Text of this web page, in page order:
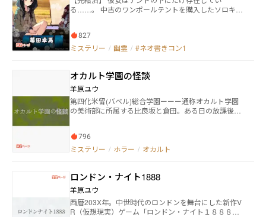
クラスメイト 壮生蒔絵（そうせい・まきえ）
…………先輩 思井かるい（おもい・かるい）
…………魔法犯罪者 吹抜みんか（ふきぬけ・みん
か）………魔法犯罪者 鴻上羽美（こうがみ・うみ）
……………魔法犯罪者 加納美鈴（かのう・みすず）
る……。 中古のワンポールテントを購入したソロキャ
何者なのか、なぜテントに取り憑いているのか、そん
な謎を抱えつつも、宗助はるりとのキャンプを繰り返
を探り始めていた。 キャンプを通じて、次第に近づく
宗助とるりの心。 しかし、るりを取り巻く数多の謎
は、宗助とたては、そしてるり自身をも飲み込んでい
く……。 キャンプの風景と共に描く、青年と幽霊？少
女のアウトドア・ファンタジー。 どうぞよろしくお願
827
ミステリー / 幽霊 / #ネオ書きコン1
オカルト学園の怪談
羊原ユウ
第四化米留(バベル)総合学園ーーー通称オカルト学園
の美術部に所属する比良坂と倉田。ある日の放課後、
の死体を学園の裏庭に埋める。ところが1週間後、忘れ
物をした比良坂が美術室で見たのはたしかに埋めたは
言うが……？
796
ミステリー / ホラー / オカルト
ロンドン・ナイト1888
羊原ユウ
西暦203X年。中世時代のロンドンを舞台にした新作V
R（仮想現実）ゲーム「ロンドン・ナイト１８８８」